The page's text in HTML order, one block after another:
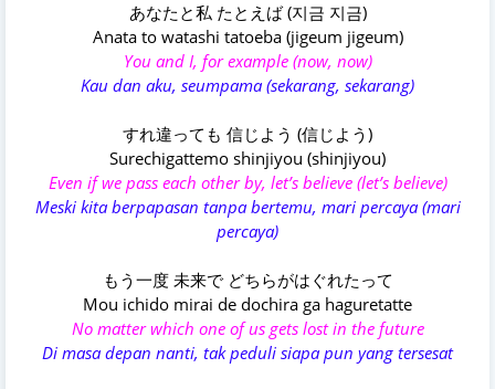
あなたと私 たとえば (지금 지금)
Anata to watashi tatoeba (jigeum jigeum)
You and I, for example (now, now)
Kau dan aku, seumpama (sekarang, sekarang)
すれ違っても 信じよう (信じよう)
Surechigattemo shinjiyou (shinjiyou)
Even if we pass each other by, let’s believe (let’s believe)
Meski kita berpapasan tanpa bertemu, mari percaya (mari
percaya)
もう一度 未来で どちらがはぐれたって
Mou ichido mirai de dochira ga haguretatte
No matter which one of us gets lost in the future
Di masa depan nanti, tak peduli siapa pun yang tersesat